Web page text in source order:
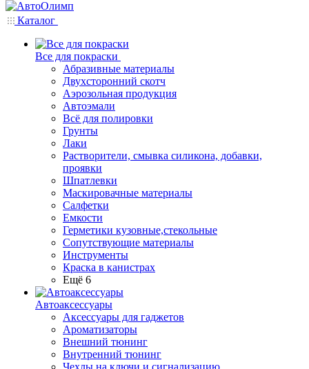
Каталог
Все для покраски
Абразивные материалы
Двухсторонний скотч
Аэрозольная продукция
Автоэмали
Всё для полировки
Грунты
Лаки
Растворители, смывка силикона, добавки,
проявки
Шпатлевки
Маскировачные материалы
Салфетки
Емкости
Герметики кузовные,стекольные
Сопутствующие материалы
Инструменты
Краска в канистрах
Ещё 6
Автоаксессуары
Аксессуары для гаджетов
Ароматизаторы
Внешний тюнинг
Внутренний тюнинг
Чехлы на ключи и сигнализацию